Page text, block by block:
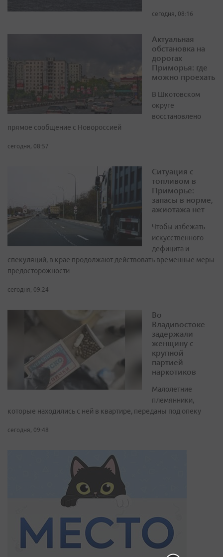
сегодня, 08:16
Актуальная
обстановка на
дорогах
Приморья: где
можно проехать
В Шкотовском
округе
восстановлено
прямое сообщение с Новороссией
сегодня, 08:57
Ситуация с
топливом в
Приморье:
запасы в норме,
ажиотажа нет
Чтобы избежать
искусственного
дефицита и
спекуляций, в крае продолжают действовать временные меры
предосторожности
сегодня, 09:24
Во
Владивостоке
задержали
женщину с
крупной
партией
наркотиков
Малолетние
племянники,
которые находились с ней в квартире, переданы под опеку
сегодня, 09:48